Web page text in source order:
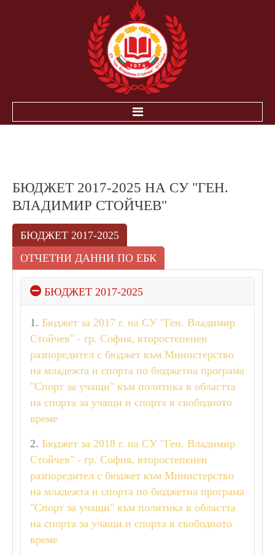
ИНОВАЦИЯ-ЕЛЕКТРОННА БИБЛИОТЕКА ПНС
РАБОТА В УСЛОВИЯТА НА COVID-19
ПОЛЕЗНА ИНФOРМАЦИЯ
ДЗИ
НВО
ПОПРАВИТЕЛНА СЕСИЯ
ПРИЕМ НСА
ЕЛЕКТРОНЕН ДНЕВНИК
УЧЕБНИЦИ
СТИПЕНДИИ
ДИСТАНЦИОННО ОБУЧЕНИЕ
ОБРАЗЦИ НА ДОКУМЕНТИ
УЧЕНИЧЕСКИ УНИФОРМИ
СПОРТНА АКРОБАТИКА
БАСКЕТБОЛ
БОКС
БОРБА
ВОЛЕЙБОЛ
ГРЕБАНЕ
ДЖУДО
САМБО
БЮДЖЕТ 2017-2025 НА СУ "ГЕН.
ВЛАДИМИР СТОЙЧЕВ"
БЮДЖЕТ 2017-2025
ОТЧЕТНИ ДАННИ ПО ЕБК
БЮДЖЕТ 2017-2025
1. Бюджет за 2017 г. на СУ "Ген. Владимир
Стойчев" - гр. София, второстепенен
разпоредител с бюджет към Министерство
на младежта и спорта по бюджетна програма
"Спорт за учащи" към политика в областта
на спорта за учащи и спорта в свободното
време
2. Бюджет за 2018 г. на СУ "Ген. Владимир
Стойчев" - гр. София, второстепенен
разпоредител с бюджет към Министерство
на младежта и спорта по бюджетна програма
"Спорт за учащи" към политика в областта
на спорта за учащи и спорта в свободното
време